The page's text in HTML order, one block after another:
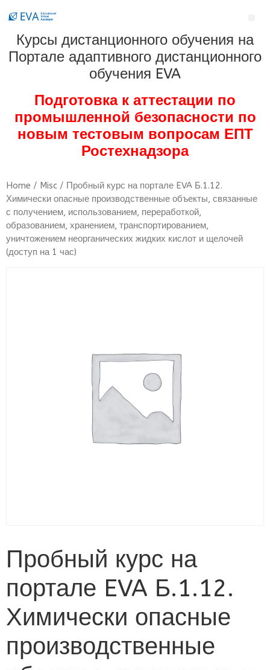
Курсы дистанционного обучения на
Портале адаптивного дистанционного
обучения EVA
Подготовка к аттестации по
промышленной безопасности по
новым тестовым вопросам ЕПТ
Ростехнадзора
Home / Misc / Пробный курс на портале EVA Б.1.12.
Химически опасные производственные объекты, связанные
с получением, использованием, переработкой,
образованием, хранением, транспортированием,
уничтожением неорганических жидких кислот и щелочей
(доступ на 1 час)
Пробный курс на
портале EVA Б.1.12.
Химически опасные
производственные